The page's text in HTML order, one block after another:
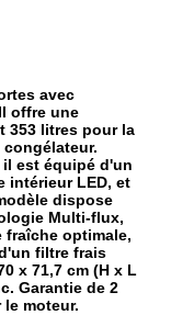
avec
offre une
353 litres pour la
il est équipé d'un
intérieur LED, et
dispose
Multi-flux,
fraîche optimale,
filtre frais
x 71,7 cm (H x L
Garantie de 2
moteur.